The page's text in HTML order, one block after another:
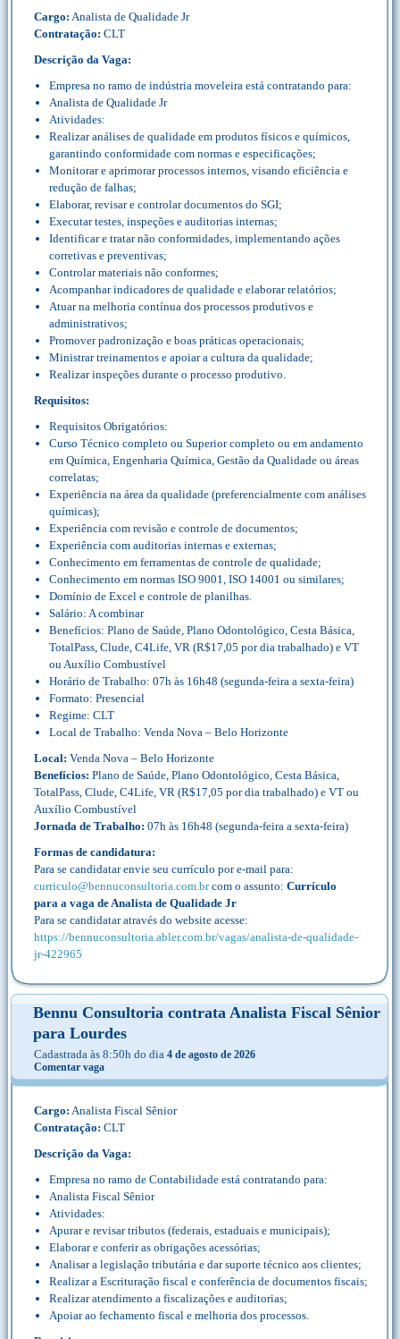
Cargo: Analista de Qualidade Jr
Contratação: CLT
Descrição da Vaga:
Empresa no ramo de indústria moveleira está contratando para:
Analista de Qualidade Jr
Atividades:
Realizar análises de qualidade em produtos físicos e químicos,
garantindo conformidade com normas e especificações;
Monitorar e aprimorar processos internos, visando eficiência e
redução de falhas;
Elaborar, revisar e controlar documentos do SGI;
Executar testes, inspeções e auditorias internas;
Identificar e tratar não conformidades, implementando ações
corretivas e preventivas;
Controlar materiais não conformes;
Acompanhar indicadores de qualidade e elaborar relatórios;
Atuar na melhoria contínua dos processos produtivos e
administrativos;
Promover padronização e boas práticas operacionais;
Ministrar treinamentos e apoiar a cultura da qualidade;
Realizar inspeções durante o processo produtivo.
Requisitos:
Requisitos Obrigatórios:
Curso Técnico completo ou Superior completo ou em andamento
em Química, Engenharia Química, Gestão da Qualidade ou áreas
correlatas;
Experiência na área da qualidade (preferencialmente com análises
químicas);
Experiência com revisão e controle de documentos;
Experiência com auditorias internas e externas;
Conhecimento em ferramentas de controle de qualidade;
Conhecimento em normas ISO 9001, ISO 14001 ou similares;
Domínio de Excel e controle de planilhas.
Salário: A combinar
Benefícios: Plano de Saúde, Plano Odontológico, Cesta Básica,
TotalPass, Clude, C4Life, VR (R$17,05 por dia trabalhado) e VT
ou Auxílio Combustível
Horário de Trabalho: 07h às 16h48 (segunda-feira a sexta-feira)
Formato: Presencial
Regime: CLT
Local de Trabalho: Venda Nova – Belo Horizonte
Local: Venda Nova – Belo Horizonte
Benefícios: Plano de Saúde, Plano Odontológico, Cesta Básica,
TotalPass, Clude, C4Life, VR (R$17,05 por dia trabalhado) e VT ou
Auxílio Combustível
Jornada de Trabalho: 07h às 16h48 (segunda-feira a sexta-feira)
Formas de candidatura:
Para se candidatar envie seu currículo por e-mail para:
curriculo@bennuconsultoria.com.brcom o assunto: Currículo
para a vaga de Analista de Qualidade Jr
Para se candidatar através do website acesse:
https://bennuconsultoria.abler.com.br/vagas/analista-de-qualidade-
jr-422965
Bennu Consultoria contrata Analista Fiscal Sênior
para Lourdes
Cadastrada às 8:50h do dia 4 de agosto de 2026
Comentar vaga
Cargo: Analista Fiscal Sênior
Contratação: CLT
Descrição da Vaga:
Empresa no ramo de Contabilidade está contratando para:
Analista Fiscal Sênior
Atividades:
Apurar e revisar tributos (federais, estaduais e municipais);
Elaborar e conferir as obrigações acessórias;
Analisar a legislação tributária e dar suporte técnico aos clientes;
Realizar a Escrituração fiscal e conferência de documentos fiscais;
Realizar atendimento a fiscalizações e auditorias;
Apoiar ao fechamento fiscal e melhoria dos processos.